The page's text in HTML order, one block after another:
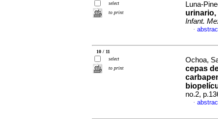
select
to print
Luna-
Infant.
·
10 / 11
select
to print
Ochoa,
cepas
no.2,
·